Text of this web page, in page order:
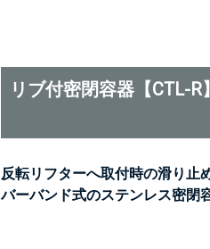
リブ付密閉容器【CTL-R】
反転リフターへ取付時の滑り止
バーバンド式のステンレス密閉